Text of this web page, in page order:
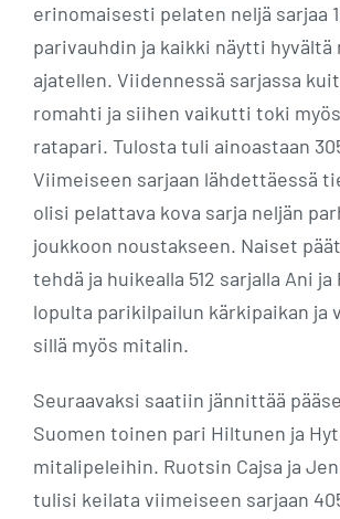
erinomaisesti pelaten neljä sarjaa
parivauhdin ja kaikki näytti hyvältä
ajatellen. Viidennessä sarjassa
romahti ja siihen vaikutti toki
ratapari. Tulosta tuli ainoastaan
Viimeiseen sarjaan lähdettäessä
olisi pelattava kova sarja neljän
joukkoon noustakseen. Naiset
tehdä ja huikealla 512 sarjalla Ani
lopulta parikilpailun kärkipaikan ja
sillä myös mitalin.
Seuraavaksi saatiin jännittää
Suomen toinen pari Hiltunen ja
mitalipeleihin. Ruotsin Cajsa ja
tulisi keilata viimeiseen sarjaan